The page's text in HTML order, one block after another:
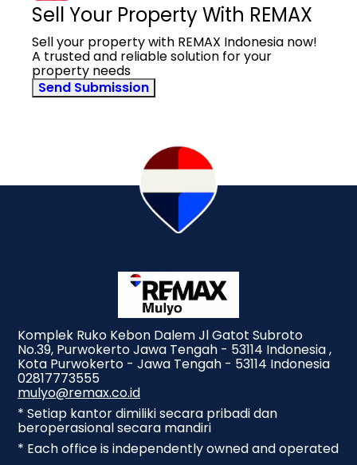
Sell Your Property With REMAX
Sell your property with REMAX Indonesia now!
A trusted and reliable solution for your
property needs
Send Submission
Komplek Ruko Kebon Dalem Jl Gatot Subroto
No.39, Purwokerto Jawa Tengah - 53114 Indonesia ,
Kota Purwokerto - Jawa Tengah - 53114 Indonesia
02817773555
mulyo@remax.co.id
* Setiap kantor dimiliki secara pribadi dan
beroperasional secara mandiri
* Each office is independently owned and operated